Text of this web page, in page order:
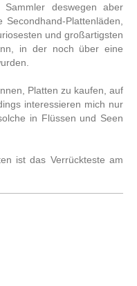
deswegen aber
Plattenläden,
und großartigsten
in der noch über eine
Platten zu kaufen, auf
interessieren mich nur
in Flüssen und Seen
ist das Verrückteste am